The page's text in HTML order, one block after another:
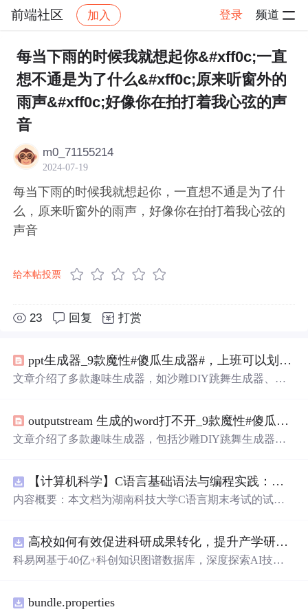
前端社区 加入 登录 频道
社区 前端社区 感慨 帖子详情
每当下雨的时候我就想起你&#xff0c;一直
想不通是为了什么&#xff0c;原来听窗外的
雨声&#xff0c;好像你在拍打着我心弦的声
音
m0_71155214
2024-07-19
每当下雨的时候我就想起你，一直想不通是为了什
么，原来听窗外的雨声，好像你在拍打着我心弦的
声音
给本帖投票
23 回复 打赏
ppt生成器_9款魔性#傻瓜生成器#，上班可以划水一天
文章介绍了多款趣味生成器，如沙雕DIY跳舞生成器、狗
能用于拖延或实现图片合成等，适合上班划水时使用。outputstream 生成的word打不开_9款魔性#傻瓜生成器#，上班可以划水一天
文章介绍了多款趣味生成器，包括沙雕DIY跳舞生成器、
的能用于拖延或实现图片合成等，适合上班划水时使用。
【计算机科学】C语言基础语法与编程实践：湖南科技大学期末考试核心知识点解析
内容概要：本文档为湖南科技大学C语言期末考试的试题
循环）、数组、字符串处理、函数定义与调用、指针初步
等内容。题目形式为单项选择题，每道题后附有正确答
业学习C语言课程的学生，特别是准备期末考试或需要强
高校如何有效促进科研成果转化，提升产学研合作效率？.docx
科易网基于40亿+科创知识图谱数据库，深度探索AI技术
新领域的AI+数智化解决方案，推动科技创新与产业创新
bundle.properties